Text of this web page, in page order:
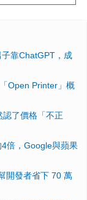
靠ChatGPT，成
Open Printer」概
了價格「不正
倍，Google與蘋果
開發者省下 70 萬